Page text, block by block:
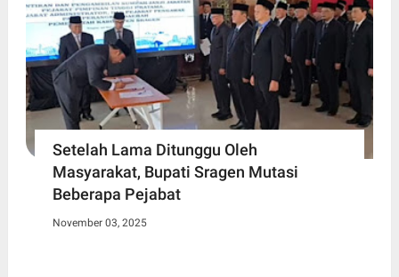
Setelah Lama Ditunggu Oleh
Masyarakat, Bupati Sragen Mutasi
Beberapa Pejabat
November 03, 2025